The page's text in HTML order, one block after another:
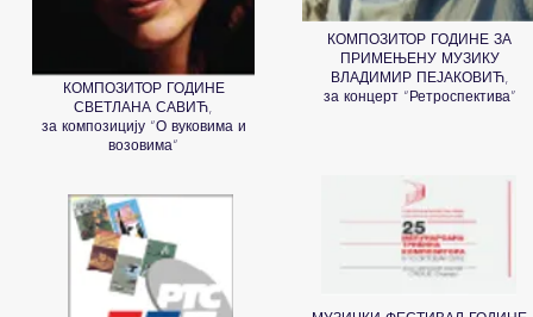
КОМПОЗИТОР ГОДИНЕ
СВЕТЛАНА САВИЋ,
за композицију “О вуковима и
возовима“
КОМПОЗИТОР ГОДИНЕ ЗА
ПРИМЕЊЕНУ МУЗИКУ
ВЛАДИМИР ПЕЈАКОВИЋ,
за концерт “Ретроспектива”